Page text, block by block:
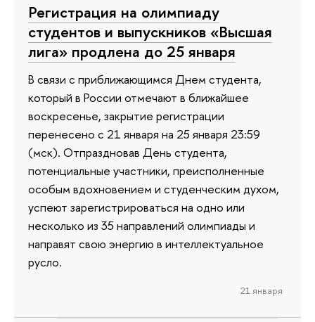
Регистрация на олимпиаду
студентов и выпускников «Высшая
лига» продлена до 25 января
В связи с приближающимся Днем студента,
который в России отмечают в ближайшее
воскресенье, закрытие регистрации
перенесено с 21 января на 25 января 23:59
(мск). Отпраздновав День студента,
потенциальные участники, преисполненные
особым вдохновением и студенческим духом,
успеют зарегистрироваться на одно или
несколько из 35 направлений олимпиады и
направят свою энергию в интеллектуальное
русло.
21 января